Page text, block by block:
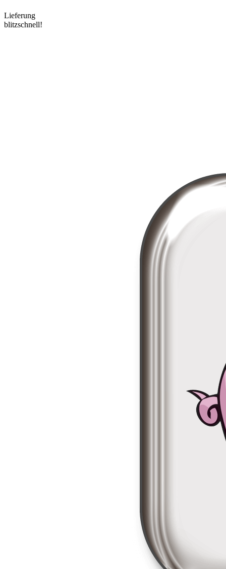
Lieferung
blitzschnell!